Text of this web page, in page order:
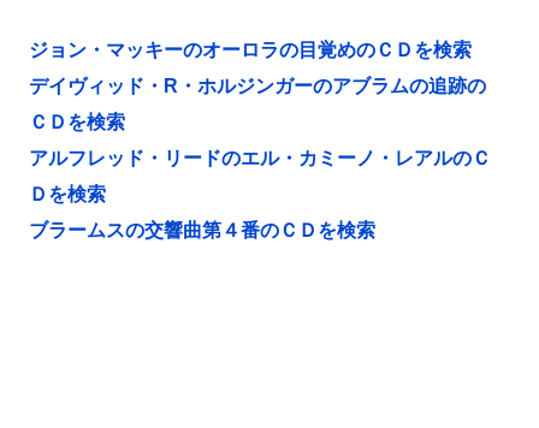
ジョン・マッキーのオーロラの目覚めのＣＤを検索
デイヴィッド・R・ホルジンガーのアブラムの追跡の
ＣＤを検索
アルフレッド・リードのエル・カミーノ・レアルのＣ
Ｄを検索
ブラームスの交響曲第４番のＣＤを検索